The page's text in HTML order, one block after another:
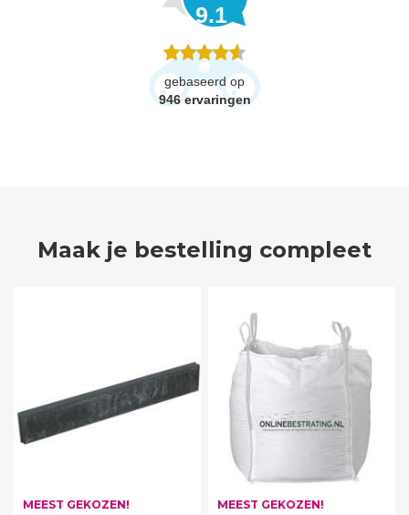
9.1
gebaseerd op
946 ervaringen
Maak je bestelling compleet
MEEST GEKOZEN! MEEST GEKOZEN!